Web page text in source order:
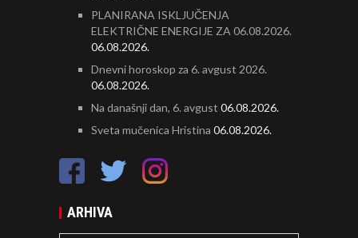
PLANIRANA ISKLJUČENJA
ELEKTRIČNE ENERGIJE ZA 06.08.2026.
06.08.2026.
Dnevni horoskop za 6. avgust 2026.
06.08.2026.
Na današnji dan, 6. avgust 06.08.2026.
Sveta mučenica Hristina 06.08.2026.
ARHIVA